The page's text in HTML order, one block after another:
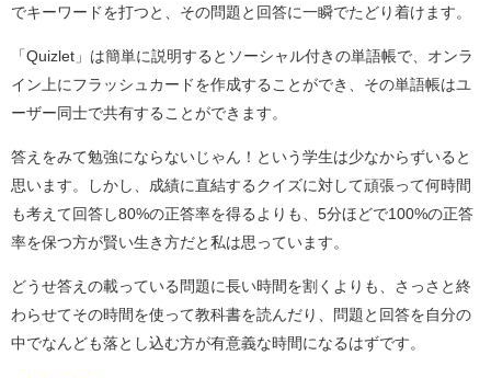
でキーワードを打つと、その問題と回答に一瞬でたどり着けます。
「Quizlet」は簡単に説明するとソーシャル付きの単語帳で、オンラ
イン上にフラッシュカードを作成することができ、その単語帳はユ
ーザー同士で共有することができます。
答えをみて勉強にならないじゃん！という学生は少なからずいると
思います。しかし、成績に直結するクイズに対して頑張って何時間
も考えて回答し80%の正答率を得るよりも、5分ほどで100%の正答
率を保つ方が賢い生き方だと私は思っています。
どうせ答えの載っている問題に長い時間を割くよりも、さっさと終
わらせてその時間を使って教科書を読んだり、問題と回答を自分の
中でなんども落とし込む方が有意義な時間になるはずです。